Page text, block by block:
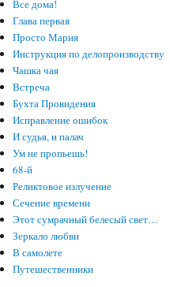
Все дома!
Глава первая
Просто Мария
Инструкция по делопроизводству
Чашка чая
Встреча
Бухта Провидения
Исправление ошибок
И судья, и палач
Ум не пропьешь!
68-й
Реликтовое излучение
Сечение времени
Этот сумрачный белесый свет…
Зеркало любви
В самолете
Путешественники